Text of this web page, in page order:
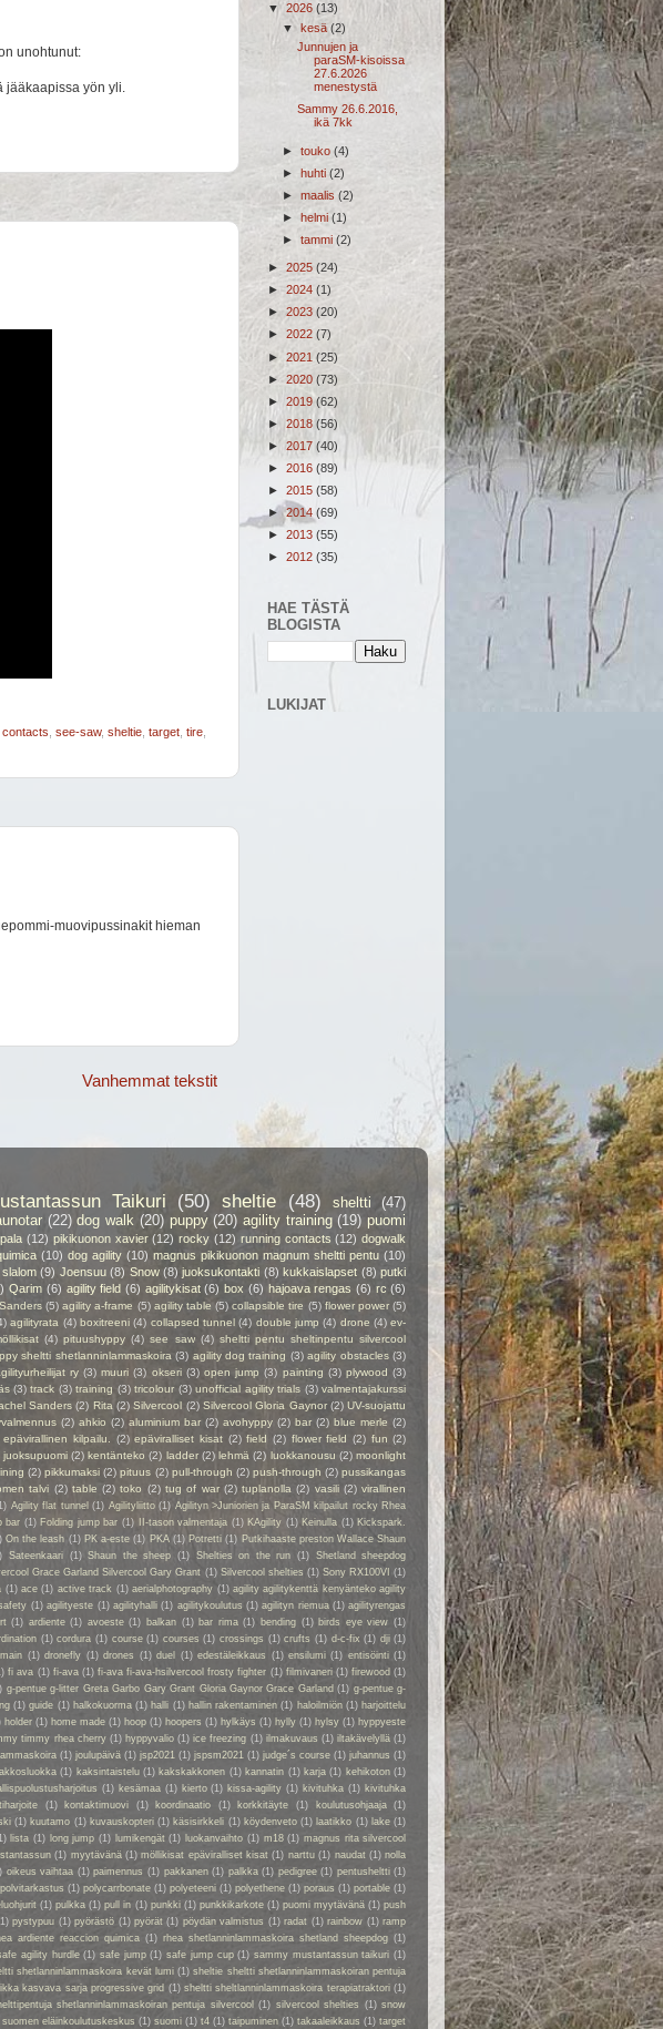
unohtunut:
jääkaapissa yön yli.
contacts see-saw, sheltie target tire
muovipussinakit hieman
Vanhemmat tekstit
▼ 2026 (13)
▼ kesä(2)
Junnujen ja
paraSM-kisoissa
27.6.2026
menestystä
Sammy 26.6.2016,
ikä 7kk
► touko (4)
► huhti (2)
► maalis (2)
► helmi (1)
► tammi (2)
► 2025 (24)
► 2024 (1)
► 2023 (20)
► 2022 (7)
► 2021 (25)
► 2020 (73)
► 2019(62)
► 2018(56)
► 2017 (40)
► 2016 (89)
► 2015 (58)
►2014 (69)
► 2013 (55)
► 2012 (35)
HAE TÄSTÄ
BLOGISTA
LUKIJAT
Taikuri (50) sheltie (48) sheltti
(47)
(22) dog walk (20) puppy (20) agility training (19) puomi
(12) pikikuonon xavier (12) rocky (12) running contacts (12) dogwalk
(10) dog agility (10) magnus pikikuonon magnum sheltti pentu (10)
slalom (9) Joensuu (8) Snow (8) juoksukontakti (8) kukkaislapset (8) putki
Qarim (6) agility field (6) agilitykisat (6) box (6) hajoava rengas (6) rc (6)
Sanders (5) agility a-frame (5) agility table (5) collapsible tire (5) flower power (5)
agilityrata (4) boxitreeni (4) collapsed tunnel (4) double jump (4) drone (4) ev-
(4) pituushyppy (4) see saw (4) sheltti pentu sheltinpentu silvercool
sheltti shetlanninlammaskoira (3) agility dog training (3) agility obstacles (3)
ry (3) muuri (3) okseri (3) open jump (3) painting (3) plywood (3)
(3) track (3) training (3) tricolour (3) unofficial agility trials (3) valmentajakurssi
Sanders (2) Rita (2) Silvercool (2) Silvercool Gloria Gaynor (2) UV-suojattu
(2) ahkio (2) aluminium bar (2) avohyppy (2) bar (2) blue merle (2)
epävirallinen kilpailu. (2) epäviralliset kisat (2) field (2) flower field (2) fun (2)
juoksupuomi (2) kentänteko (2) ladder (2) lehmä (2) luokkanousu (2) moonlight
(2) pikkumaksi (2) pituus (2) pull-through (2) push-through (2) pussikangas
talvi (2) table (2) toko (2) tug of war (2) tuplanolla (2) vasili (2) virallinen
Agility flat tunnel (1) Agilityliitto (1) Agilityn >Juniorien ja ParaSM kilpailut rocky Rhea
bar (1) Folding jump bar (1) II-tason valmentaja (1) KAgility (1) Keinulla (1) Kickspark.
On the leash (1) PK a-este (1) PKA (1) Potretti (1) Putkihaaste preston Wallace Shaun
Sateenkaari (1) Shaun the sheep (1) Shelties on the run (1)
Shetland sheepdog
Grace Garland Silvercool Gary Grant (1) Silvercool shelties (1) Sony RX100VI
(1)
(1) ace (1) active track (1) aerialphotography (1) agility agilitykenttä kenyänteko agility
(1) agilityeste (1) agilityhalli (1) agilitykoulutus (1) agilityn riemua (1) agilityrengas
(1) ardiente (1) avoeste (1) balkan (1) bar rima (1) bending (1) birds eye view (1)
(1) cordura (1) course (1) courses (1) crossings (1) crufts (1) d-c-fix (1) dji (1)
(1) dronefly (1) drones (1) duel (1) edestäleikkaus (1) ensilumi (1) entisöinti (1)
fi ava (1) fi-ava (1) fi-ava fi-ava-hsilvercool frosty fighter (1) filmivaneri (1) firewood (1)
g-pentue g-litter Greta Garbo Gary Grant Gloria Gaynor Grace Garland (1) g-pentue g-
(1) guide (1) halkokuorma (1) halli (1) hallin rakentaminen (1) haloilmiön (1) harjoittelu
holder (1) home made (1) hoop (1) hoopers (1) hylkäys (1) hylly (1) hylsy (1) hyppyeste
timmy rhea cherry (1) hyppyvalio (1) ice freezing (1) ilmakuvaus (1) iltakävelyllä (1)
(1) joulupäivä (1) jsp2021 (1) jspsm2021 (1) judge´s course (1) juhannus (1)
(1) kaksintaistelu (1) kakskakkonen (1) kannatin (1) karja (1) kehikoton (1)
(1) kesämaa (1) kierto (1) kissa-agility (1) kivituhka (1) kivituhka
(1) kontaktimuovi (1) koordinaatio (1) korkkitäyte (1) koulutusohjaaja
(1)
(1) kuutamo (1) kuvauskopteri (1) käsisirkkeli (1) köydenveto (1) laatikko (1) lake (1)
lista (1) long jump (1) lumikengät (1) luokanvaihto (1) m18 (1) magnus rita silvercool
(1) myytävänä (1) möllikisat epäviralliset kisat (1) narttu (1) naudat (1) nolla
oikeus vaihtaa (1) paimennus (1) pakkanen (1) palkka (1) pedigree (1) pentusheltti (1)
polvitarkastus (1) polycarrbonate (1) polyeteeni (1) polyethene (1) poraus (1) portable (1)
(1) pulkka (1) pull in (1) punkki (1) punkkikarkote (1) puomi myytävänä (1) push
pystypuu (1) pyörästö (1) pyörät (1) pöydän valmistus (1) radat (1) rainbow (1) ramp
ardiente reaccion quimica (1) rhea shetlanninlammaskoira shetland sheepdog (1)
agility hurdle (1) safe jump (1) safe jump cup (1) sammy mustantassun taikuri (1)
shetlanninlammaskoira kevät lumi (1) sheltie sheltti shetlanninlammaskoiran pentuja
kasvava sarja progressive grid (1) sheltti sheltlanninlammaskoira terapiatraktori (1)
shetlanninlammaskoiran pentuja silvercool (1) silvercool shelties (1) snow
suomen eläinkoulutuskeskus (1) suomi (1) t4 (1) taipuminen (1) takaaleikkaus (1) target